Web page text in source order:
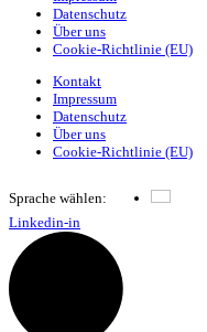
Datenschutz
Über uns
Cookie-Richtlinie (EU)
Kontakt
Impressum
Datenschutz
Über uns
Cookie-Richtlinie (EU)
Sprache wählen:
Linkedin-in